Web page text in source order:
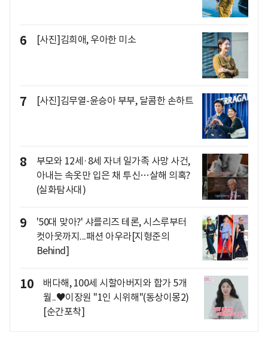
6 [사진]김희애, 우아한 미소
7 [사진]김무열-윤승아 부부, 달콤한 손하트
8
부모와 12세·8세 자녀 일가족 사망 사건,
아내는 속옷만 입은 채 투신…살해 의혹?
(실화탐사대)
9
'50대 맞아?' 샤를리즈 테론, 시스루부터
컷아웃까지...패션 아우라[지형준의
Behind]
10
배다해, 100세 시할아버지와 합가 5개
월..♥이장원 "1인 시위해"(동상이몽2)
[순간포착]